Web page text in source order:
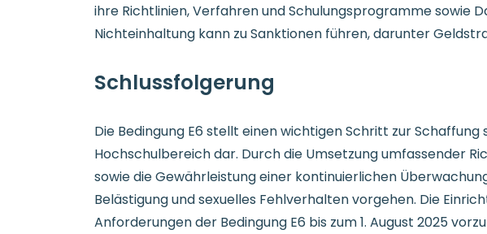
ihre Richtlinien, Verfahren und Schulungsprogramme sowie
Nichteinhaltung kann zu Sanktionen führen, darunter
Schlussfolgerung
Die Bedingung E6 stellt einen wichtigen Schritt zur
Hochschulbereich dar. Durch die Umsetzung umfassender
sowie die Gewährleistung einer kontinuierlichen
Belästigung und sexuelles Fehlverhalten vorgehen. Die
Anforderungen der Bedingung E6 bis zum 1. August 2025